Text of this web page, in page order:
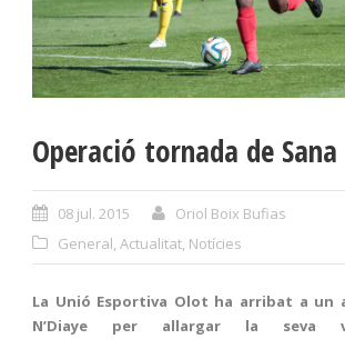
Operació tornada de Sana
08 jul. 2015
Oriol Boix Bufias
General, Actualitat, Notícies
La Unió Esportiva Olot ha arribat a un
N’Diaye per allargar la seva